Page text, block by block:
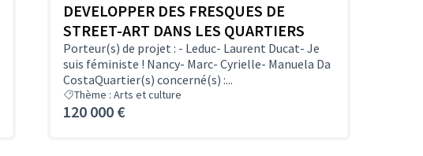
DEVELOPPER DES FRESQUES DE
STREET-ART DANS LES QUARTIERS
Porteur(s) de projet : - Leduc- Laurent Ducat- Je
suis féministe ! Nancy- Marc- Cyrielle- Manuela Da
CostaQuartier(s) concerné(s) :...
Thème : Arts et culture
120 000 €